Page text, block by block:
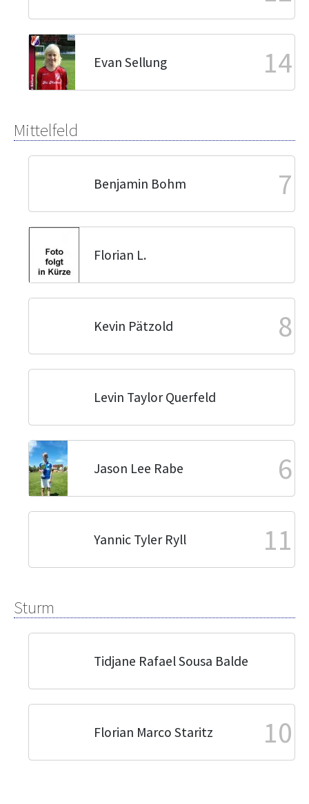
Evan Sellung 14
Mittelfeld
Benjamin Bohm 7
Florian L.
Kevin Pätzold 8
Levin Taylor Querfeld
Jason Lee Rabe 6
Yannic Tyler Ryll 11
Sturm
Tidjane Rafael Sousa Balde
Florian Marco Staritz 10